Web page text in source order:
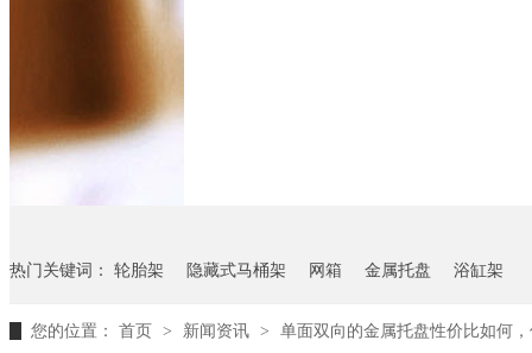
仪表盘料架
气瓶料架
卫浴行业
热门关键词： 轮胎架 隐藏式马桶架 网箱 金属托盘 浴缸架
您的位置： 首页 > 新闻资讯 > 单面双向的金属托盘性价比如何